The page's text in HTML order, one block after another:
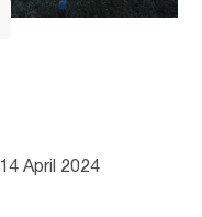
14 April 2024